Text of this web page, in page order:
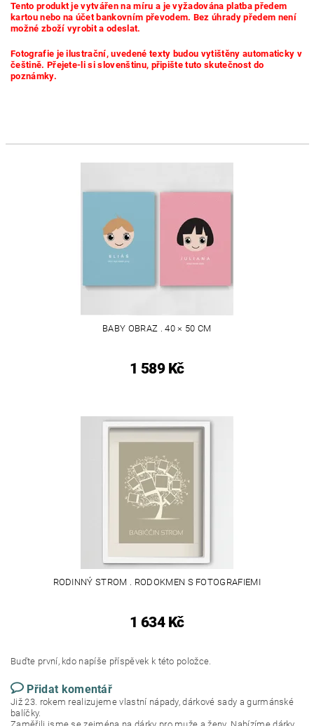
Tento produkt je vytvářen na míru a je vyžadována platba předem
kartou nebo na účet bankovním převodem. Bez úhrady předem není
možné zboží vyrobit a odeslat.
Fotografie je ilustrační, uvedené texty budou vytištěny automaticky v
češtině. Přejete-li si slovenštinu, připište tuto skutečnost do
poznámky.
BABY OBRAZ . 40 × 50 CM
1 589 Kč
RODINNÝ STROM . RODOKMEN S FOTOGRAFIEMI
1 634 Kč
Buďte první, kdo napíše příspěvek k této položce.
Přidat komentář
Již 23. rokem realizujeme vlastní nápady, dárkové sady a gurmánské
balíčky.